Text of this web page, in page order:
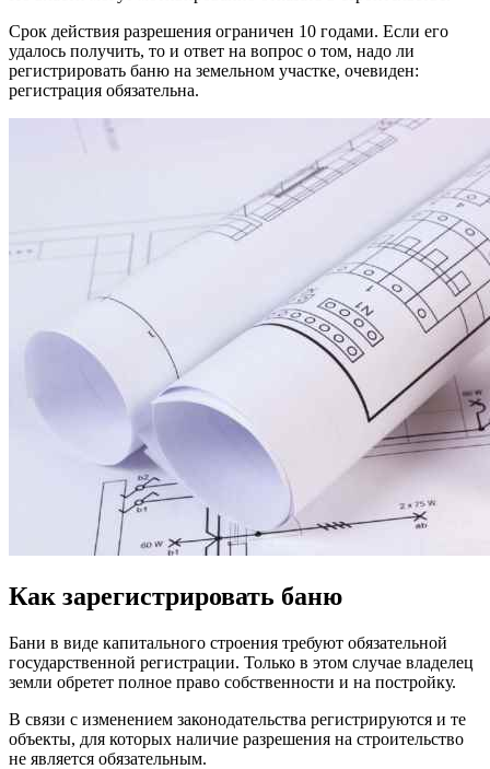
Срок действия разрешения ограничен 10 годами. Если его
удалось получить, то и ответ на вопрос о том, надо ли
регистрировать баню на земельном участке, очевиден:
регистрация обязательна.
Как зарегистрировать баню
Бани в виде капитального строения требуют обязательной
государственной регистрации. Только в этом случае владелец
земли обретет полное право собственности и на постройку.
В связи с изменением законодательства регистрируются и те
объекты, для которых наличие разрешения на строительство
не является обязательным.